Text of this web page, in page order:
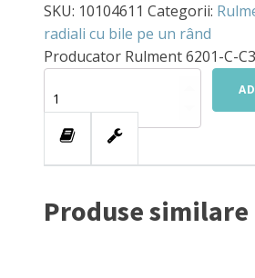
SKU: 10104611 Categorii:
radiali cu bile pe un rând
Producator Rulment 6201-C-
Rulment
(-
FAG
Produse similare